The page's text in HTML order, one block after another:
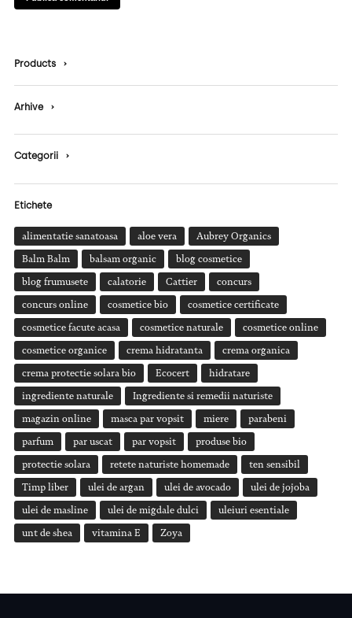
Products ›
Arhive ›
Categorii ›
Etichete
alimentatie sanatoasa aloe vera Aubrey Organics
Balm Balm balsam organic blog cosmetice
blog frumusete calatorie Cattier concurs
concurs online cosmetice bio cosmetice certificate
cosmetice facute acasa cosmetice naturale cosmetice online
cosmetice organice crema hidratanta crema organica
crema protectie solara bio Ecocert hidratare
ingrediente naturale Ingrediente si remedii naturiste
magazin online masca par vopsit miere parabeni
parfum par uscat par vopsit produse bio
protectie solara retete naturiste homemade ten sensibil
Timp liber ulei de argan ulei de avocado ulei de jojoba
ulei de masline ulei de migdale dulci uleiuri esentiale
unt de shea vitamina E Zoya